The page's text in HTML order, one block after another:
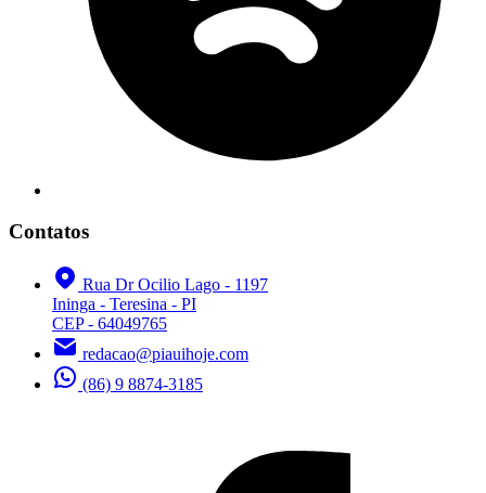
Contatos
Rua Dr Ocilio Lago - 1197
Ininga - Teresina - PI
CEP - 64049765
redacao@piauihoje.com
(86) 9 8874-3185